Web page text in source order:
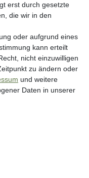
Preisen pro Variante
erst durch gesetzte
die wir in den
oder aufgrund eines
kann erteilt
nicht einzuwilligen
zu ändern oder
und weitere
Daten in unserer